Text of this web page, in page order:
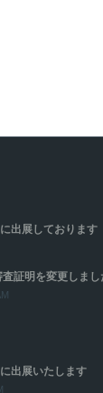
に出展しております
証明を変更しまし
に出展いたします